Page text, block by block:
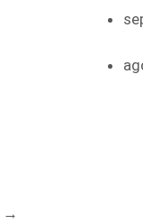
→